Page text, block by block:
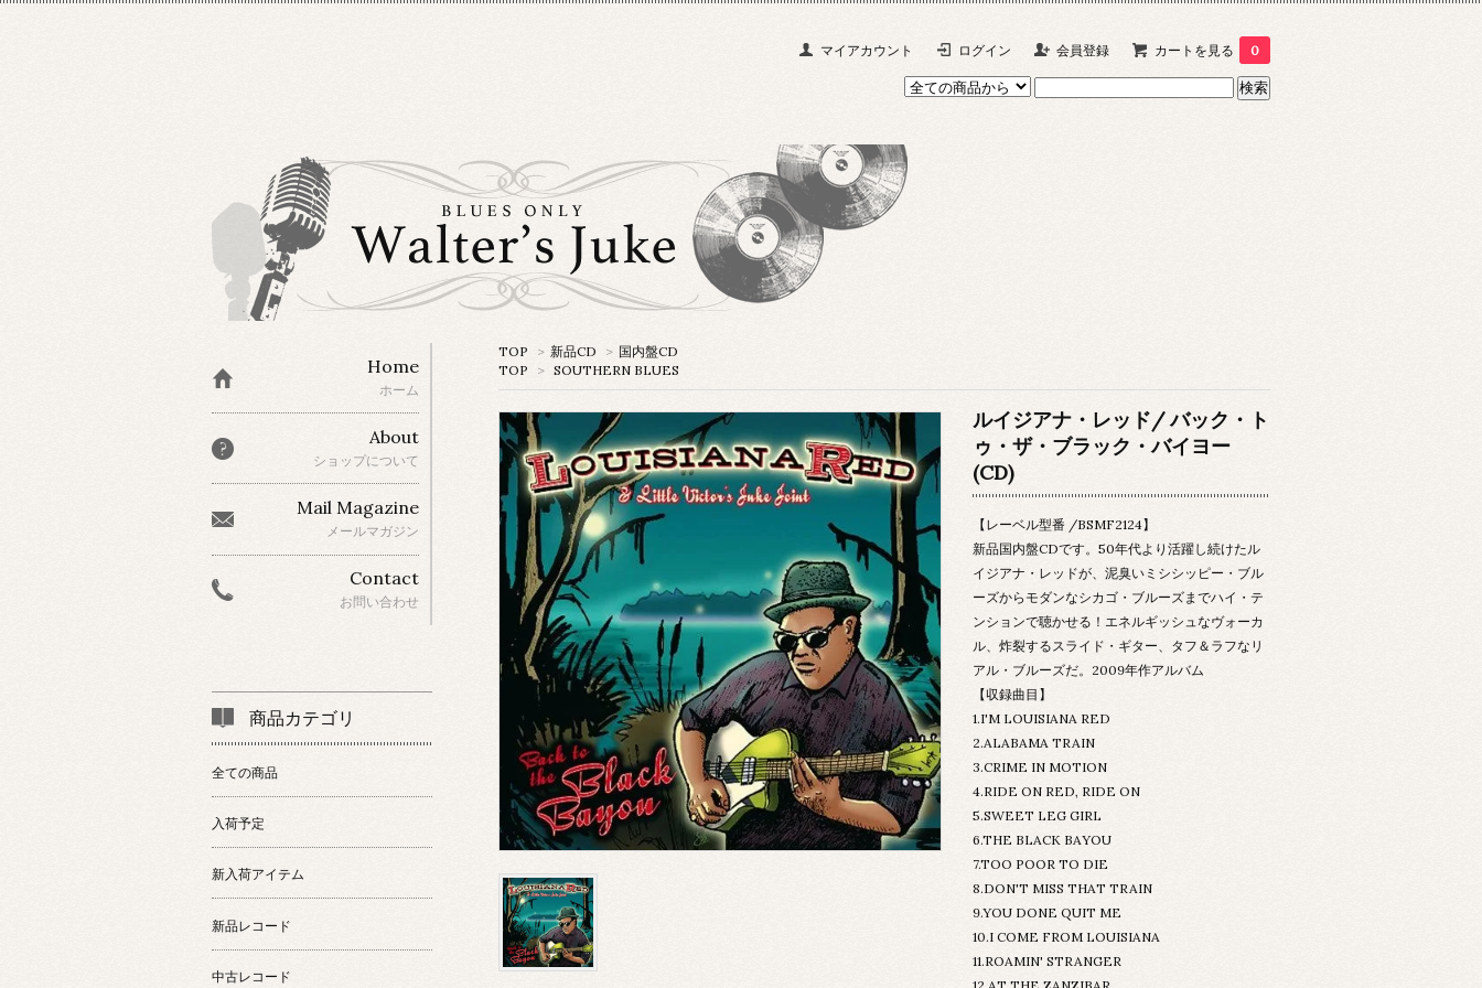
マイアカウント ログイン 会員登録 カートを見る 0
TOP > 新品CD > 国内盤CD
TOP
> SOUTHERN BLUES
ルイジアナ・レッド/ バック・ト
ゥ・ザ・ブラック・バイヨー
(CD)
【レーベル型番 /BSMF2124】
新品国内盤CDです。50年代より活躍し続けたル
イジアナ・レッドが、泥臭いミシシッピー・ブル
ーズからモダンなシカゴ・ブルーズまでハイ・テ
ンションで聴かせる！エネルギッシュなヴォーカ
ル、炸裂するスライド・ギター、タフ＆ラフなリ
アル・ブルーズだ。2009年作アルバム
【収録曲目】
1.I'M LOUISIANA RED
2.ALABAMA TRAIN
3.CRIME IN MOTION
4.RIDE ON RED, RIDE ON
5.SWEET LEG GIRL
6.THE BLACK BAYOU
7.TOO POOR TO DIE
8.DON'T MISS THAT TRAIN
9.YOU DONE QUIT ME
10.I COME FROM LOUISIANA
11.ROAMIN' STRANGER
Home
ホーム
About
ショップについて
Mail Magazine
メールマガジン
Contact
お問い合わせ
商品カテゴリ
全ての商品
入荷予定
新入荷アイテム
新品レコード
中古レコード